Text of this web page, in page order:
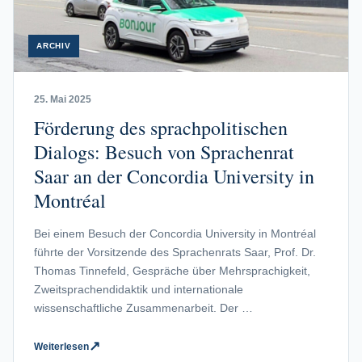
ARCHIV
25. Mai 2025
Förderung des sprachpolitischen
Dialogs: Besuch von Sprachenrat
Saar an der Concordia University in
Montréal
Bei einem Besuch der Concordia University in Montréal
führte der Vorsitzende des Sprachenrats Saar, Prof. Dr.
Thomas Tinnefeld, Gespräche über Mehrsprachigkeit,
Zweitsprachendidaktik und internationale
wissenschaftliche Zusammenarbeit. Der …
Weiterlesen↗